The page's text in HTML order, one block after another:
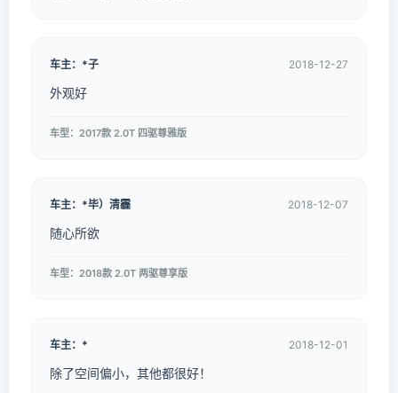
车主：*子 2018-12-27
外观好
车型：2017款 2.0T 四驱尊雅版
车主：*毕）清霾 2018-12-07
随心所欲
车型：2018款 2.0T 两驱尊享版
车主：* 2018-12-01
除了空间偏小，其他都很好！